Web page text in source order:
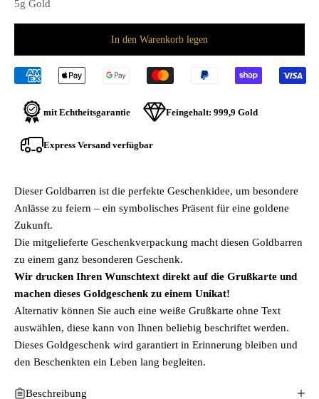
5g Gold
In den Warenkorb legen
mit Echtheitsgarantie Feingehalt: 999,9 Gold
Express Versand verfügbar
Dieser Goldbarren ist die perfekte Geschenkidee, um besondere
Anlässe zu feiern – ein symbolisches Präsent für eine goldene
Zukunft.
Die mitgelieferte Geschenkverpackung macht diesen Goldbarren
zu einem ganz besonderen Geschenk.
Wir drucken Ihren Wunschtext direkt auf die Grußkarte und
machen dieses Goldgeschenk zu einem Unikat!
Alternativ können Sie auch eine weiße Grußkarte ohne Text
auswählen, diese kann von Ihnen beliebig beschriftet werden.
Dieses Goldgeschenk wird garantiert in Erinnerung bleiben und
den Beschenkten ein Leben lang begleiten.
Beschreibung